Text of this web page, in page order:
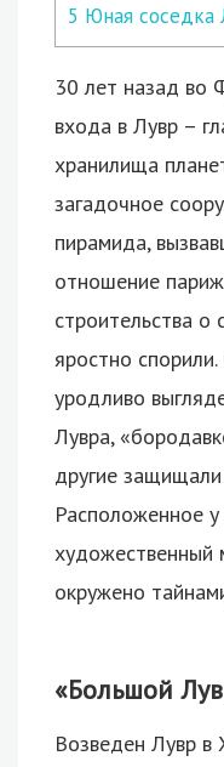
5 Юная соседка
30 лет назад во
входа в Лувр –
хранилища
загадочное
пирамида,
отношение
строительства о
яростно
уродливо
Лувра,
другие
Расположенное
художественный
окружено
«Большой
Возведен Лувр в